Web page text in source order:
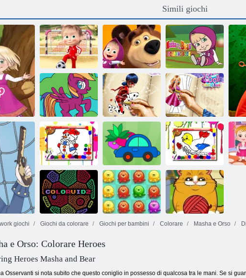
Simili giochi
Cartoon giochi
di calcio per
bambini
Masha e l'Orso:
Prati
Libro da
colorare Masha
e l'orso
My Little Pony:
Libro da
colorare
Libro Dotted
Girl Coloring
Libro da
colorare di
bambole
Libro da
colorare
invernale
Il mio libro da
colorare
Uccelli da
colorare
Coloruid 2
giochi Giochi da colorare Giochi per bambini Colorare Masha e Orso
e Orso: Colorare Heroes
Heroes Masha and Bear
Osservanti si nota subito che questo coniglio in possesso di qualcosa tra le mani. Se si